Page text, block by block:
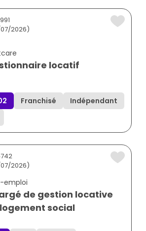
2026)
locatif
Franchisé
Indépendant
2026)
emploi
de gestion locative
social